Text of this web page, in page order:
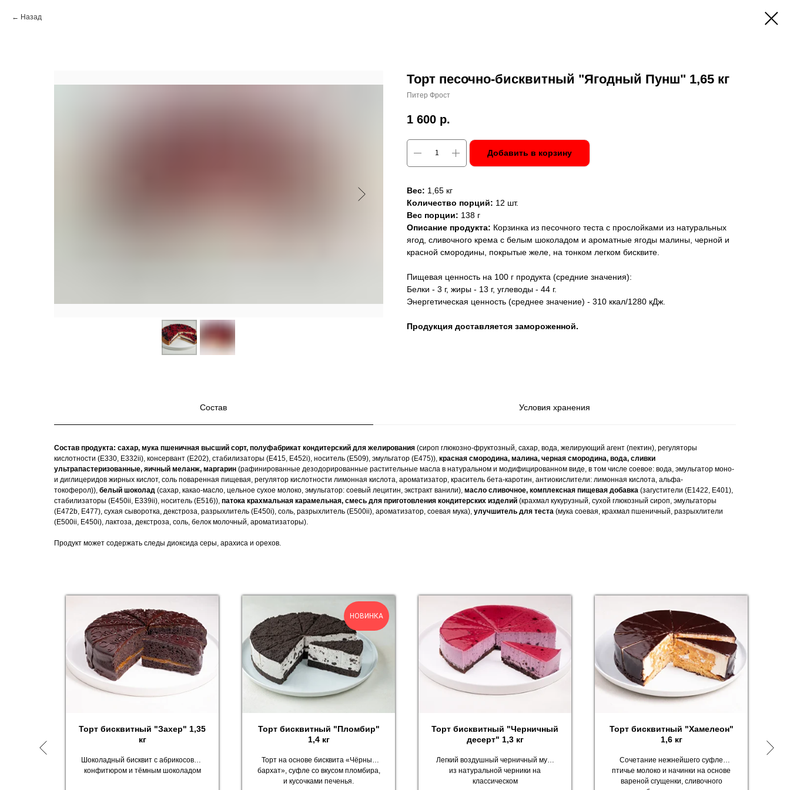
Назад
Торт песочно-бисквитный "Ягодный Пунш" 1,65 кг
Питер Фрост
1 600 р.
Добавить в корзину
Вес: 1,65 кг
Количество порций: 12 шт.
Вес порции: 138 г
Описание продукта: Корзинка из песочного теста с прослойками из натуральных
ягод, сливочного крема с белым шоколадом и ароматные ягоды малины, черной и
красной смородины, покрытые желе, на тонком легком бисквите.
Пищевая ценность на 100 г продукта (средние значения):
Белки - 3 г, жиры - 13 г, углеводы - 44 г.
Энергетическая ценность (среднее значение) - 310 ккал/1280 кДж.
Продукция доставляется замороженной.
Состав Условия хранения
Состав продукта: сахар, мука пшеничная высший сорт, полуфабрикат кондитерский для желирования (сироп глюкозно-фруктозный, сахар, вода, желирующий агент (пектин), регуляторы
кислотности (Е330, Е332ii), консервант (Е202), стабилизаторы (Е415, Е452i), носитель (Е509), эмульгатор (Е475)), красная смородина, малина, черная смородина, вода, сливки
ультрапастеризованные, яичный меланж, маргарин (рафинированные дезодорированные растительные масла в натуральном и модифицированном виде, в том числе соевое: вода, эмульгатор моно-
и диглицеридов жирных кислот, соль поваренная пищевая, регулятор кислотности лимонная кислота, ароматизатор, краситель бета-каротин, антиокислители: лимонная кислота, альфа-
токоферол)), белый шоколад (сахар, какао-масло, цельное сухое молоко, эмульгатор: соевый лецитин, экстракт ванили), масло сливочное, комплексная пищевая добавка (загустители (Е1422, Е401),
стабилизаторы (Е450ii, Е339ii), носитель (Е516)), патока крахмальная карамельная, смесь для приготовления кондитерских изделий (крахмал кукурузный, сухой глюкозный сироп, эмульгаторы
(Е472b, Е477), сухая сыворотка, декстроза, разрыхлитель (Е450i), соль, разрыхлитель (Е500ii), ароматизатор, соевая мука), улучшитель для теста (мука соевая, крахмал пшеничный, разрыхлители
(Е500ii, Е450i), лактоза, декстроза, соль, белок молочный, ароматизаторы).
Продукт может содержать следы диоксида серы, арахиса и орехов.
Торт бисквитный "Захер" 1,35
кг
Шоколадный бисквит с абрикосовым
конфитюром и тёмным шоколадом
НОВИНКА
Торт бисквитный "Пломбир"
1,4 кг
Торт на основе бисквита «Чёрный
бархат», суфле со вкусом пломбира,
и кусочками печенья.
Торт бисквитный "Черничный
десерт" 1,3 кг
Легкий воздушный черничный мусс
из натуральной черники на
классическом
Торт бисквитный "Хамелеон"
1,6 кг
Сочетание нежнейшего суфле
птичье молоко и начинки на основе
вареной сгущенки, сливочного